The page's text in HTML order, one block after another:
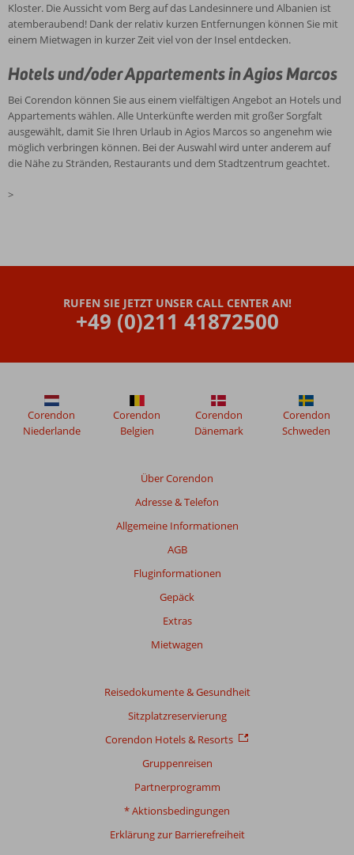
Kloster. Die Aussicht vom Berg auf das Landesinnere und Albanien ist
atemberaubend! Dank der relativ kurzen Entfernungen können Sie mit
einem Mietwagen in kurzer Zeit viel von der Insel entdecken.
Hotels und/oder Appartements in Agios Marcos
Bei Corendon können Sie aus einem vielfältigen Angebot an Hotels und
Appartements wählen. Alle Unterkünfte werden mit großer Sorgfalt
ausgewählt, damit Sie Ihren Urlaub in Agios Marcos so angenehm wie
möglich verbringen können. Bei der Auswahl wird unter anderem auf
die Nähe zu Stränden, Restaurants und dem Stadtzentrum geachtet.
>
RUFEN SIE JETZT UNSER CALL CENTER AN!
+49 (0)211 41872500
Über Corendon
Adresse & Telefon
Allgemeine Informationen
AGB
Fluginformationen
Gepäck
Extras
Mietwagen
Reisedokumente & Gesundheit
Sitzplatzreservierung
Corendon Hotels & Resorts
Gruppenreisen
Partnerprogramm
* Aktionsbedingungen
Erklärung zur Barrierefreiheit
Corendon
Niederlande
Corendon
Belgien
Corendon
Dänemark
Corendon
Schweden